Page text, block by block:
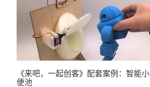
DIY超简单的音频灯
《来吧，一起创客》配套案例：智能小
便池